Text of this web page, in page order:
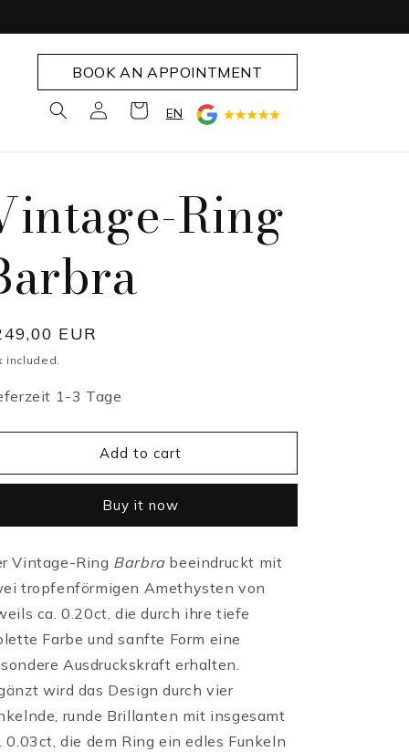
BOOK AN APPOINTMENT
Log
in
Cart EN
Ring
EUR
included.
1-3 Tage
Add to cart
Buy it now
Vintage-Ring Barbrabeeindruckt mit
tropfenförmigen Amethysten von
ca. 0.20ct, die durch ihre tiefe
Farbe und sanfte Form eine
Ausdruckskraft erhalten.
wird das Design durch vier
runde Brillanten mit insgesamt
0.03ct, die dem Ring ein edles Funkeln